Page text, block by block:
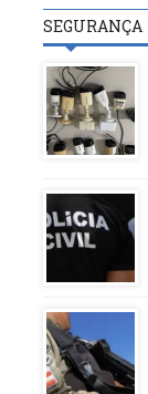
SEGURANÇA